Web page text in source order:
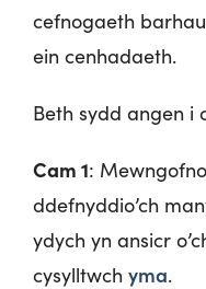
cefnogaeth
ein cenhadaeth.
Beth sydd angen i
Cam 1:
ddefnyddio’ch
ydych yn ansicr
cysylltwch yma.